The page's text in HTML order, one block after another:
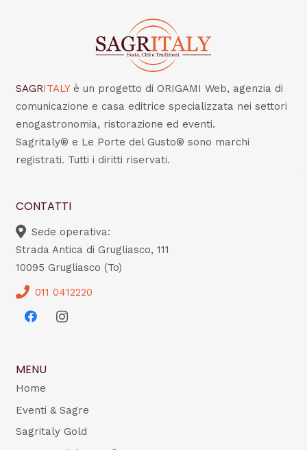
SAGRITALY è un progetto di ORIGAMI Web, agenzia di
comunicazione e casa editrice specializzata nei settori
enogastronomia, ristorazione ed eventi.
Sagritaly® e Le Porte del Gusto® sono marchi
registrati. Tutti i diritti riservati.
CONTATTI
Sede operativa:
Strada Antica di Grugliasco, 111
10095 Grugliasco (To)
011 0412220
MENU
Home
Eventi & Sagre
Sagritaly Gold